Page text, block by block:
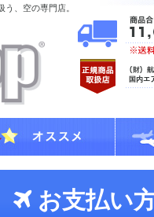
、空の専門店。
お支払い